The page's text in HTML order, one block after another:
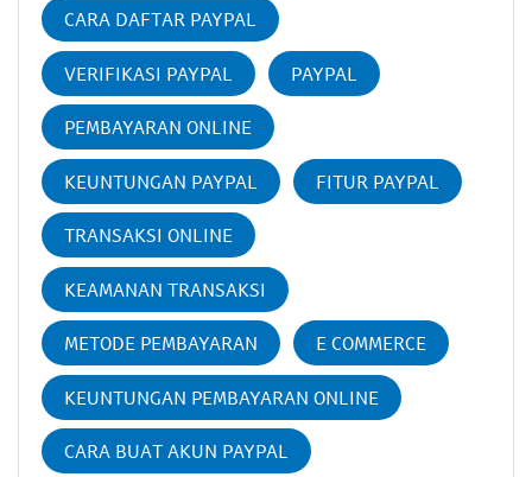
CARA DAFTAR PAYPAL
VERIFIKASI PAYPAL PAYPAL
PEMBAYARAN ONLINE
KEUNTUNGAN PAYPAL FITUR PAYPAL
TRANSAKSI ONLINE
KEAMANAN TRANSAKSI
METODE PEMBAYARAN E COMMERCE
KEUNTUNGAN PEMBAYARAN ONLINE
CARA BUAT AKUN PAYPAL